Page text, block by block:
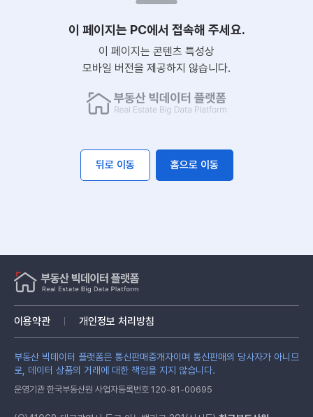
이 페이지는 PC에서 접속해 주세요.
이 페이지는 콘텐츠 특성상
모바일 버전을 제공하지 않습니다.
뒤로 이동 홈으로 이동
이용약관 개인정보 처리방침
부동산 빅데이터 플랫폼은 통신판매중개자이며 통신판매의 당사자가 아니므
로, 데이터 상품의 거래에 대한 책임을 지지 않습니다.
운영기관 한국부동산원 사업자등록번호 120-81-00695